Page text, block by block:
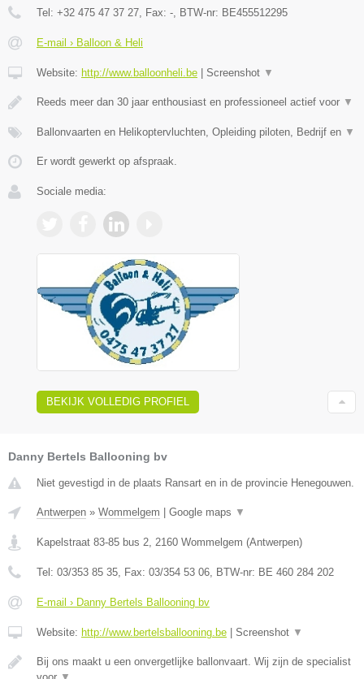
Tel: +32 475 47 37 27, Fax: -, BTW-nr: BE455512295
E-mail › Balloon & Heli
Website: http://www.balloonheli.be Screenshot ▼
Reeds meer dan 30 jaar enthousiast en professioneel actief voor ▼
Ballonvaarten en Helikoptervluchten, Opleiding piloten, Bedrijf en ▼
Er wordt gewerkt op afspraak.
Sociale media:
BEKIJK VOLLEDIG PROFIEL
Danny Bertels Ballooning bv
Niet gevestigd in de plaats Ransart en in de provincie Henegouwen.
Antwerpen » Wommelgem Google maps ▼
Kapelstraat 83-85 bus 2 2160 Wommelgem (Antwerpen)
Tel: 03/353 85 35 , Fax: 03/354 53 06 , BTW-nr: BE 460 284 202
E-mail › Danny Bertels Ballooning bv
Website: http://www.bertelsballooning.be Screenshot ▼
Bij ons maakt u een onvergetlijke ballonvaart. Wij zijn de specialist